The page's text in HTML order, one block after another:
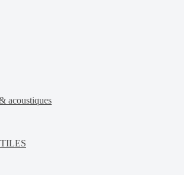
acoustiques